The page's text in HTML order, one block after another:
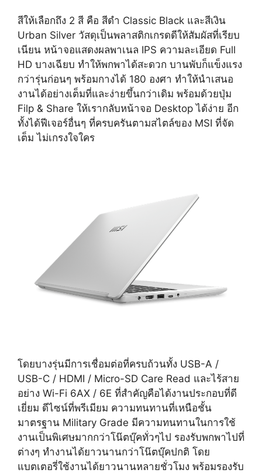
สีให้เลือกถึง 2 สี คือ สีดำ Classic Black และสีเงิน
Urban Silver วัสดุเป็นพลาสติกเกรดดีให้สัมผัสที่เรียบ
เนียน หน้าจอแสดงผลพาเนล IPS ความละเอียด Full
HD บางเฉียบ ทำให้พกพาได้สะดวก บานพับก็แข็งแรง
กว่ารุ่นก่อนๆ พร้อมกางได้ 180 องศา ทำให้นำเสนอ
งานได้อย่างเต็มที่และง่ายขึ้นกว่าเดิม พร้อมด้วยปุ่ม
Filp & Share ให้เรากลับหน้าจอ Desktop ได้ง่าย อีก
ทั้งได้ฟีเจอร์อื่นๆ ที่ครบครันตามสไตล์ของ MSI ที่จัด
เต็ม ไม่เกรงใจใคร
โดยบางรุ่นมีการเชื่อมต่อที่ครบถ้วนทั้ง USB-A /
USB-C / HDMI / Micro-SD Care Read และไร้สาย
อย่าง Wi-Fi 6AX / 6E ที่สำคัญคือได้งานประกอบที่ดี
เยี่ยม ดีไซน์ที่พรีเมียม ความทนทานที่เหนือชั้น
มาตรฐาน Military Grade มีความทนทานในการใช้
งานเป็นพิเศษมากกว่าโน๊ตบุ๊คทั่วๆไป รองรับพกพาไปที่
ต่างๆ ทำงานได้ยาวนานกว่าโน๊ตบุ๊คปกติ โดย
แบตเตอรี่ใช้งานได้ยาวนานหลายชั่วโมง พร้อมรองรับ